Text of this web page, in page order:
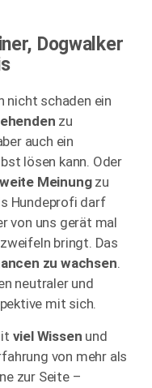
Dogwalker
nicht schaden ein
zu
auch ein
lösen kann. Oder
Meinungzu
Hundeprofi darf
von uns gerät mal
bringt. Das
zu wachsen.
neutraler und
mit sich.
viel Wissen und
von mehr als
zur Seite –